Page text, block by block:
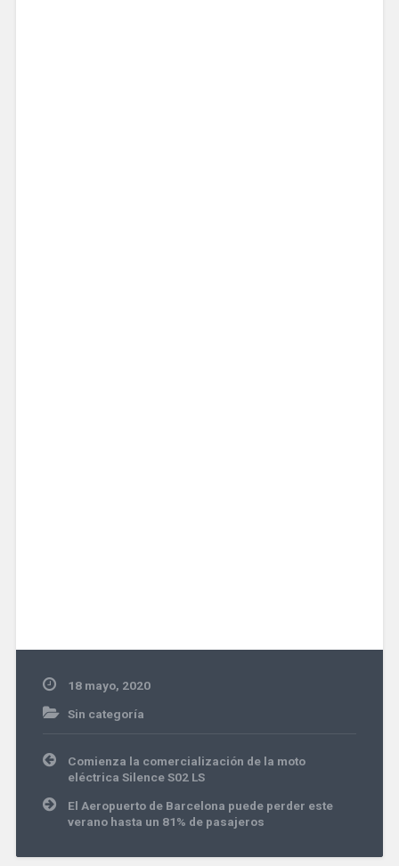
18 mayo, 2020
Sin categoría
Navegación
de
entradas
Comienza la comercialización de la moto
eléctrica Silence S02 LS
El Aeropuerto de Barcelona puede perder este
verano hasta un 81% de pasajeros